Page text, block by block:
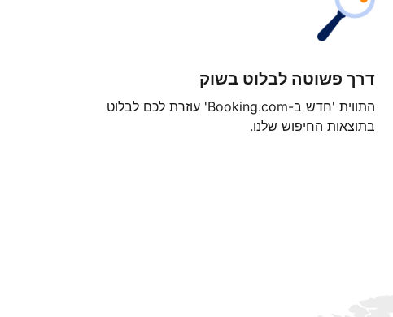
דרך פשוטה לבלוט בשוק
התווית 'חדש ב-Booking.com' עוזרת לכם לבלוט
בתוצאות החיפוש שלנו.